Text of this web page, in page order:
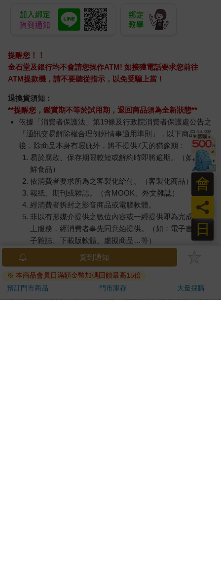
提醒您！！
金石堂及銀行均不會請您操作ATM! 如接獲電話要求您前往
ATM提款機，請不要聽從指示，以免受騙上當！
退換貨須知：
**提醒您，鑑賞期不等於試用期，退回商品須為全新狀態**
依據「消費者保護法」第19條及行政院消費者保護處公告之
「通訊交易解除權合理例外情事適用準則」，以下商品購買
後，除商品本身有瑕疵外，將不提供7天的猶豫期：
易於腐敗、保存期限較短或解約時即將逾期。（如：生
鮮食品）
依消費者要求所為之客製化給付。（客製化商品）
報紙、期刊或雜誌。（含MOOK、外文雜誌）
經消費者拆封之影音商品或電腦軟體。
非以有形媒介提供之數位內容或一經提供即為完成之線
上服務，經消費者事先同意始提供。（如：電子書、電
子雜誌、下載版軟體、虛擬商品…等）
已拆封之個人衛生用品。（如：內衣褲、刮鬍刀、除毛
若非上列種類商品，均享有到貨7天的猶豫期（含例假
日）。
辦理退換貨時，商品（組合商品恕無法接受單獨退貨）必須
貨到通知
※ 本商品會員日滿額金幣加碼回饋最高15倍
預訂門市商品
門市庫存 大量採購
日
員
會